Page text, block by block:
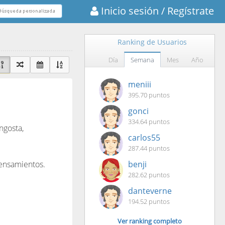
Inicio sesión / Regístrate
Ranking de Usuarios
Día Semana Mes Año
meniii
395.70 puntos
gonci
334.64 puntos
carlos55
287.44 puntos
benji
282.62 puntos
danteverne
194.52 puntos
Ver ranking completo